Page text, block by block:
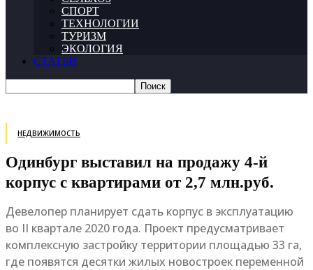
СПОРТ
ТЕХНОЛОГИИ
ТУРИЗМ
ЭКОЛОГИЯ
СТАТЬИ
НЕДВИЖИМОСТЬ
Одинбург выставил на продажу 4-й
корпус с квартирами от 2,7 млн.руб.
Девелопер планирует сдать корпус в эксплуатацию
во II квартале 2020 года. Проект предусматривает
комплексную застройку территории площадью 33 га,
где появятся десятки жилых новостроек переменной